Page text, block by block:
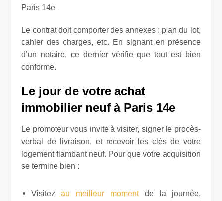
Paris 14e.
Le contrat doit comporter des annexes : plan du lot,
cahier des charges, etc. En signant en présence
d’un notaire, ce dernier vérifie que tout est bien
conforme.
Le jour de votre achat
immobilier neuf à Paris 14e
Le promoteur vous invite à visiter, signer le procès-
verbal de livraison, et recevoir les clés de votre
logement flambant neuf. Pour que votre acquisition
se termine bien :
Visitezau meilleur momentde la journée,